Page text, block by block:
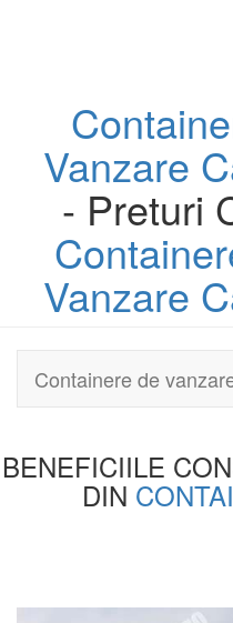
Vanzare
- Preturi
Vanzare
Containere de
BENEFICIILE
DIN